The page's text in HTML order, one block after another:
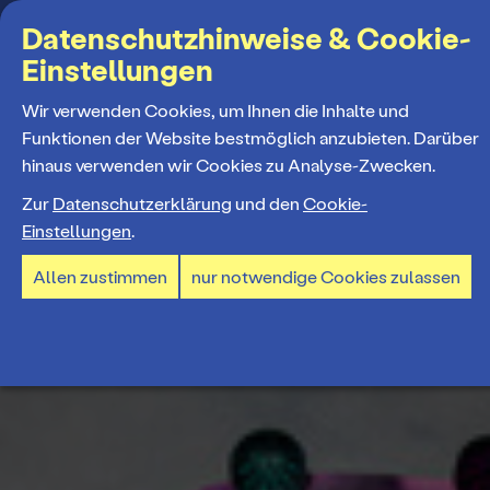
Suchbegriff
MENÜ
Programm
Spielplan
Spielzeiteröffnung
Tickets und Abos
Ticketpreise & Saalplan
Mitmachen
Datenschutzhinweise & Cookie-
Einstellungen
Wir verwenden Cookies, um Ihnen die Inhalte und
Funktionen der Website bestmöglich anzubieten. Darüber
hinaus verwenden wir Cookies zu Analyse-Zwecken.
Zur Datenschutzerklärung und den Cookie-
Einstellungen.
Allen zustimmen nur notwendige Cookies zulassen